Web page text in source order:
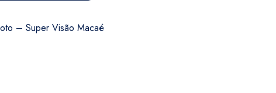
– Super Visão Macaé